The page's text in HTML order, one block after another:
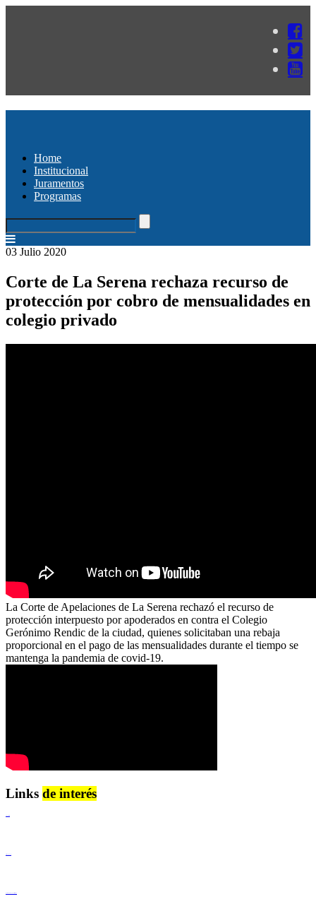
Home
Institucional
Juramentos
Programas
03 Julio 2020
Corte de La Serena rechaza recurso de
protección por cobro de mensualidades en
colegio privado
La Corte de Apelaciones de La Serena rechazó el recurso de
protección interpuesto por apoderados en contra el Colegio
Gerónimo Rendic de la ciudad, quienes solicitaban una rebaja
proporcional en el pago de las mensualidades durante el tiempo se
mantenga la pandemia de covid-19.
Links de interés